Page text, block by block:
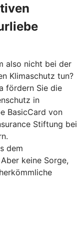
also nicht bei der
Klimaschutz tun?
fördern Sie die
in
BasicCard von
Stiftung bei
dem
keine Sorge,